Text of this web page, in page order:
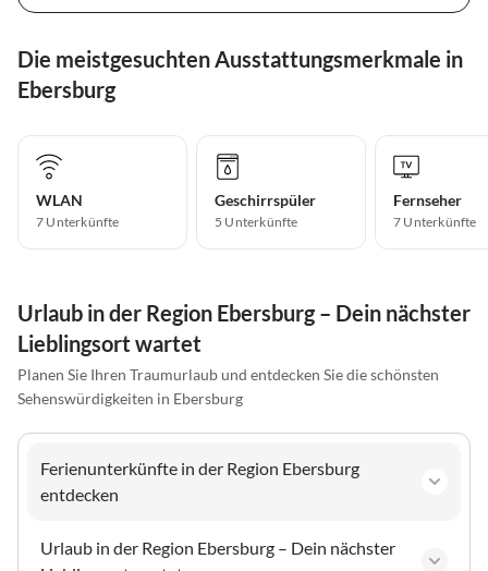
Die meistgesuchten Ausstattungsmerkmale in
Ebersburg
WLAN
7 Unterkünfte
Geschirrspüler
5 Unterkünfte
Fernseher
7 Unterkünfte
Urlaub in der Region Ebersburg – Dein nächster
Lieblingsort wartet
Planen Sie Ihren Traumurlaub und entdecken Sie die schönsten
Sehenswürdigkeiten in Ebersburg
Ferienunterkünfte in der Region Ebersburg
entdecken
Urlaub in der Region Ebersburg – Dein nächster